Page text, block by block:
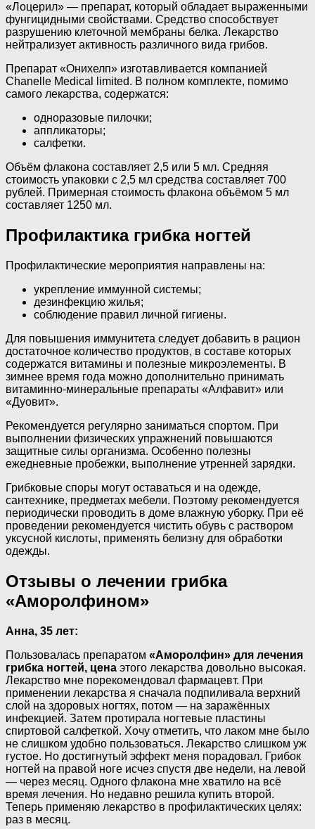
«Лоцерил» — препарат, который обладает выраженными
фунгицидными свойствами. Средство способствует
разрушению клеточной мембраны белка. Лекарство
нейтрализует активность различного вида грибов.
Препарат «Онихелп» изготавливается компанией
Chanelle Medical limited. В полном комплекте, помимо
самого лекарства, содержатся:
одноразовые пилочки;
аппликаторы;
салфетки.
Объём флакона составляет 2,5 или 5 мл. Средняя
стоимость упаковки с 2,5 мл средства составляет 700
рублей. Примерная стоимость флакона объёмом 5 мл
составляет 1250 мл.
Профилактика грибка ногтей
Профилактические мероприятия направлены на:
укрепление иммунной системы;
дезинфекцию жилья;
соблюдение правил личной гигиены.
Для повышения иммунитета следует добавить в рацион
достаточное количество продуктов, в составе которых
содержатся витамины и полезные микроэлементы. В
зимнее время года можно дополнительно принимать
витаминно-минеральные препараты «Алфавит» или
«Дуовит».
Рекомендуется регулярно заниматься спортом. При
выполнении физических упражнений повышаются
защитные силы организма. Особенно полезны
ежедневные пробежки, выполнение утренней зарядки.
Грибковые споры могут оставаться и на одежде,
сантехнике, предметах мебели. Поэтому рекомендуется
периодически проводить в доме влажную уборку. При её
проведении рекомендуется чистить обувь с раствором
уксусной кислоты, применять белизну для обработки
одежды.
Отзывы о лечении грибка
«Аморолфином»
Анна, 35 лет:
Пользовалась препаратом «Аморолфин» для лечения
грибка ногтей, цена этого лекарства довольно высокая.
Лекарство мне порекомендовал фармацевт. При
применении лекарства я сначала подпиливала верхний
слой на здоровых ногтях, потом — на заражённых
инфекцией. Затем протирала ногтевые пластины
спиртовой салфеткой. Хочу отметить, что лаком мне было
не слишком удобно пользоваться. Лекарство слишком уж
густое. Но достигнутый эффект меня порадовал. Грибок
ногтей на правой ноге исчез спустя две недели, на левой
— через месяц. Одного флакона мне хватило на всё
время лечения. Но недавно решила купить второй.
Теперь применяю лекарство в профилактических целях:
раз в месяц.